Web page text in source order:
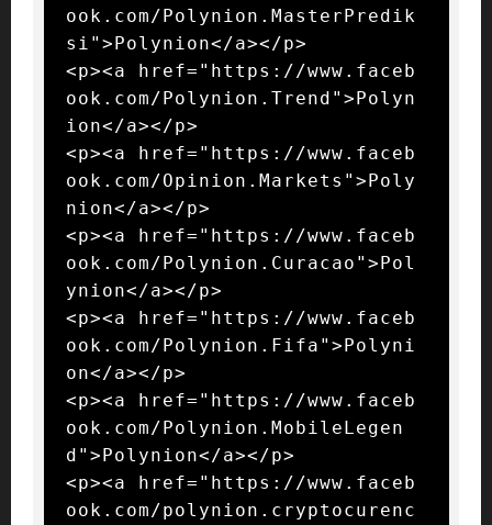
ook.com/Polynion.MasterPredik
si">Polynion</a></p>
<p><a href="https://www.faceb
ook.com/Polynion.Trend">Polyn
ion</a></p>
<p><a href="https://www.faceb
ook.com/Opinion.Markets">Poly
nion</a></p>
<p><a href="https://www.faceb
ook.com/Polynion.Curacao">Pol
ynion</a></p>
<p><a href="https://www.faceb
ook.com/Polynion.Fifa">Polyni
on</a></p>
<p><a href="https://www.faceb
ook.com/Polynion.MobileLegen
d">Polynion</a></p>
<p><a href="https://www.faceb
ook.com/polynion.cryptocurenc